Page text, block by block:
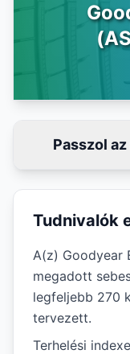
Passzol
Tudnivalók
A(z) Goodyear
megadott
legfeljebb 270
tervezett.
Terhelési